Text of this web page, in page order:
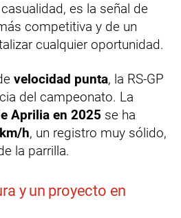
es la señal de
competitiva y de un
cualquier oportunidad.
velocidad punta, la RS-GP
del campeonato. La
Aprilia en 2025 se ha
h, un registro muy sólido,
la parrilla.
y un proyecto en